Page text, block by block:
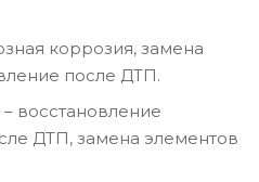
коррозия, замена
после ДТП.
– восстановление
ДТП, замена элементов